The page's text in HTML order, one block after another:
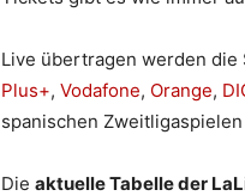
Live übertragen werden
Plus+, Vodafone, Orange,
spanischen
Die aktuelle Tabelle der